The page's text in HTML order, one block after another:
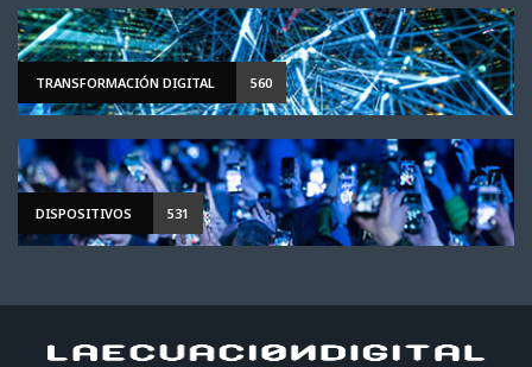
TRANSFORMACIÓN DIGITAL 560
DISPOSITIVOS 531